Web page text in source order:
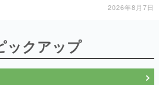
2026年8月7日
ックアップ